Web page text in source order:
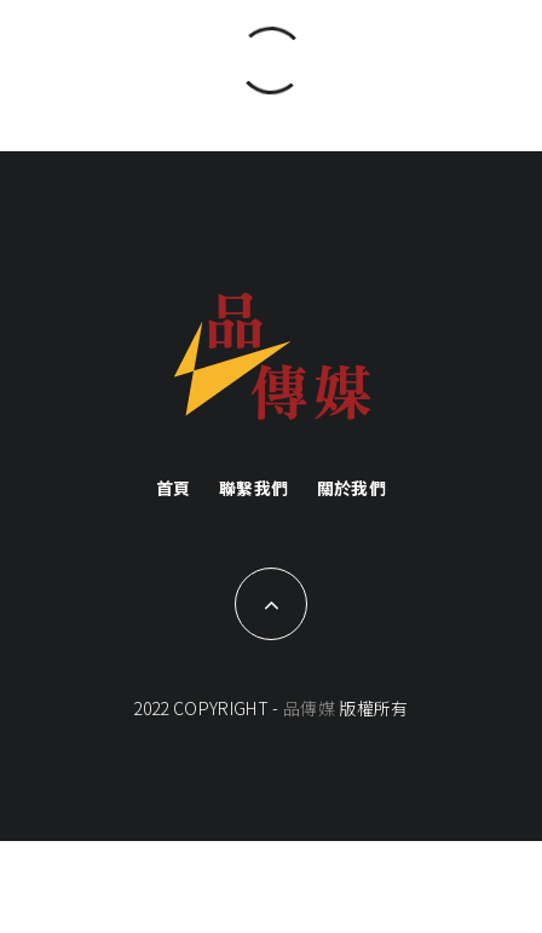
首頁 聯繫我們 關於我們
2022 COPYRIGHT - 品傳媒 版權所有